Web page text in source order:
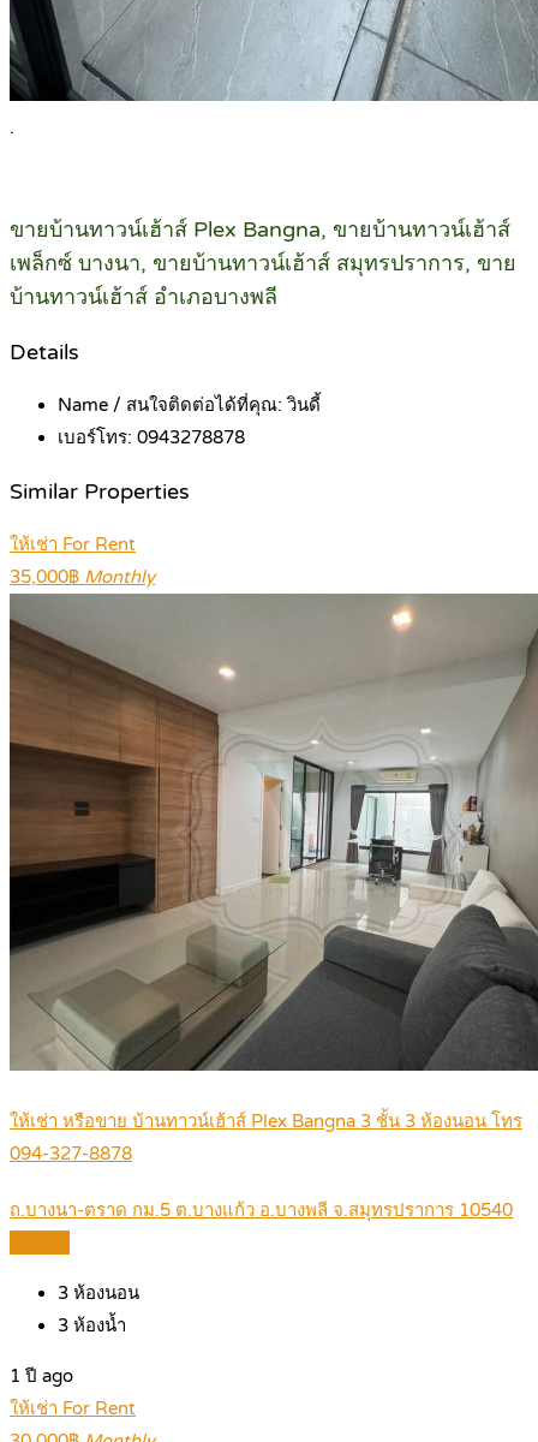
.
ขายบ้านทาวน์เฮ้าส์ Plex Bangna, ขายบ้านทาวน์เฮ้าส์
เพล็กซ์ บางนา, ขายบ้านทาวน์เฮ้าส์ สมุทรปราการ, ขาย
บ้านทาวน์เฮ้าส์ อำเภอบางพลี
Details
Name / สนใจติดต่อได้ที่คุณ: วินดี้
เบอร์โทร: 0943278878
Similar Properties
ให้เช่า For Rent
35,000฿ Monthly
ให้เช่า หรือขาย บ้านทาวน์เฮ้าส์ Plex Bangna 3 ชั้น 3 ห้องนอน โทร
094-327-8878
ถ.บางนา-ตราด กม.5 ต.บางแก้ว อ.บางพลี จ.สมุทรปราการ 10540
3 ห้องนอน
3 ห้องน้ำ
1 ปี ago
ให้เช่า For Rent